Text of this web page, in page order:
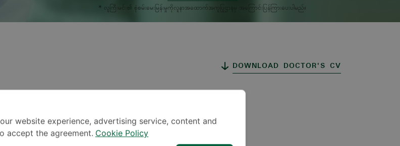
* လူကြီးမင်း၏ စုံစမ်းမေးမြန်းမှုကိုလူနာအထောက်အကူပြုဌာနမှ အကြောင်းပြန်ကြားပေးပါမည်။
DOWNLOAD DOCTOR'S CV
website experience, advertising service, content and
accept the agreement. Cookie Policy